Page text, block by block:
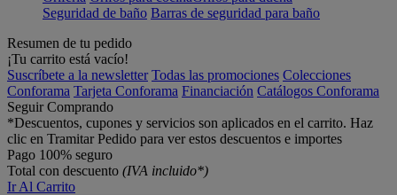
Seguridad de baño Barras de seguridad para baño
Resumen de tu pedido
¡Tu carrito está vacío!
Suscríbete a la newsletter Todas las promociones Colecciones
Conforama Tarjeta Conforama Financiación Catálogos Conforama
Seguir Comprando
*Descuentos, cupones y servicios son aplicados en el carrito. Haz
clic en Tramitar Pedido para ver estos descuentos e importes
Pago 100% seguro
Total con descuento (IVA incluido*)
Ir Al Carrito